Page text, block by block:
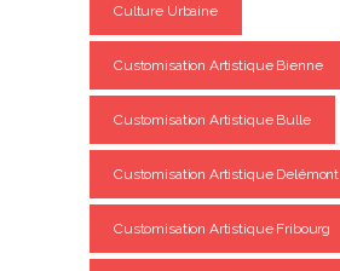
Culture Urbaine
Customisation Artistique Bienne
Customisation Artistique Bulle
Customisation Artistique Delémont
Customisation Artistique Fribourg